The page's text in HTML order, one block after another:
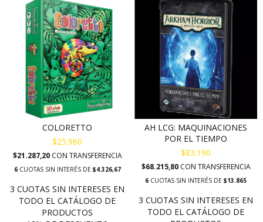
COLORETTO
$25.960
$21.287,20 CON TRANSFERENCIA
6CUOTAS SIN INTERÉS DE $4.326,67
AH LCG: MAQUINACIONES
POR EL TIEMPO
$83.190
$68.215,80 CON TRANSFERENCIA
6 CUOTAS SIN INTERÉS DE $13.865